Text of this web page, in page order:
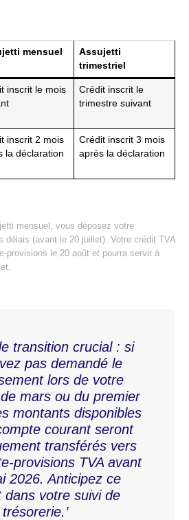
mensuel
Assujetti
trimestriel
inscrit le mois
Crédit inscrit le
trimestre suivant
inscrit 2 mois
la déclaration
Crédit inscrit 3 mois
après la déclaration
mensuel, vous déposez votre
délais (avant le 20 juillet). Votre crédit TVA
provisions le 20 août et pourra servir à
transition crucial : si
pas demandé le
lors de votre
mars ou du premier
montants disponibles
courant seront
transférés vers
provisions TVA avant
2026. Anticipez ce
dans votre suivi de
trésorerie.’